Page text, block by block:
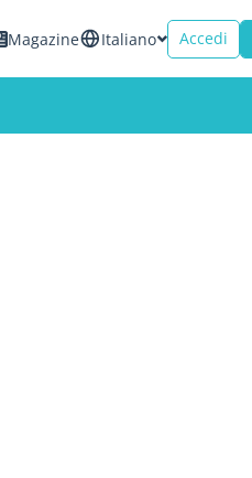
Magazine Italiano Accedi